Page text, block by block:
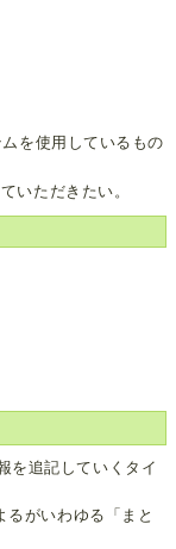
を使用しているもの
いただきたい。
を追記していくタイ
るがいわゆる「まと